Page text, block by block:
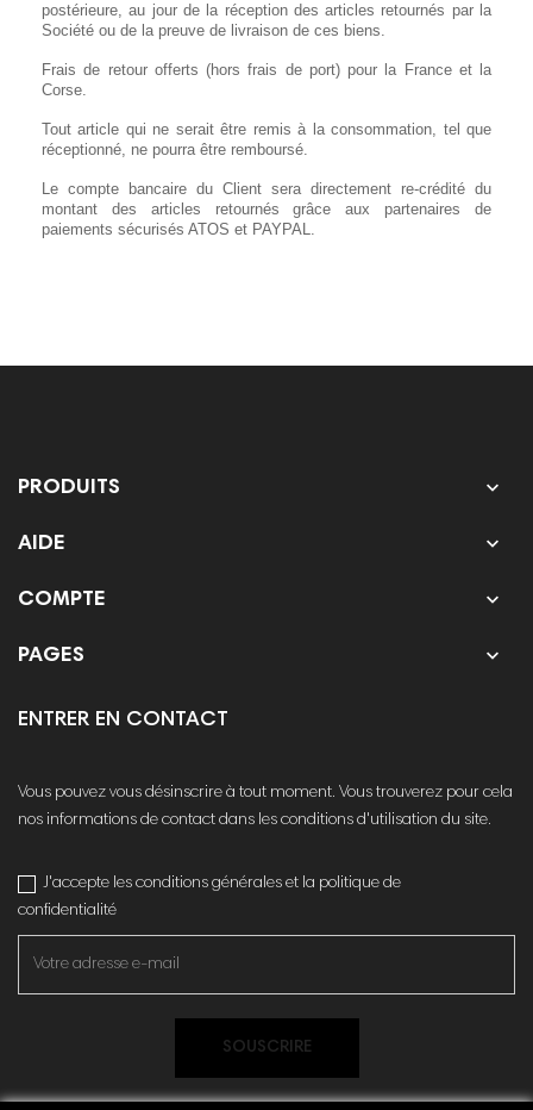
postérieure, au jour de la réception des articles retournés par la
Société ou de la preuve de livraison de ces biens.
Frais de retour offerts (hors frais de port) pour la France et la
Corse.
Tout article qui ne serait être remis à la consommation, tel que
réceptionné, ne pourra être remboursé.
Le compte bancaire du Client sera directement re-crédité du
montant des articles retournés grâce aux partenaires de
paiements sécurisés ATOS et PAYPAL.
PRODUITS 
AIDE 
COMPTE 
PAGES 
ENTRER EN CONTACT
Vous pouvez vous désinscrire à tout moment. Vous trouverez pour cela
nos informations de contact dans les conditions d'utilisation du site.
J'accepte les conditions générales et la politique de
confidentialité
SOUSCRIRE